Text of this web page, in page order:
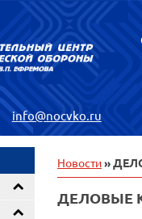
info@nocvko.ru
Новости»
ДЕЛОВЫЕ